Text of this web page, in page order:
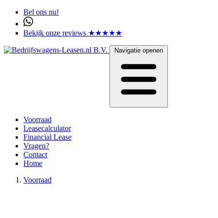
Bel ons nu!
Bekijk onze reviews ★★★★★
Navigatie openen
Voorraad
Leasecalculator
Financial Lease
Vragen?
Contact
Home
Voorraad